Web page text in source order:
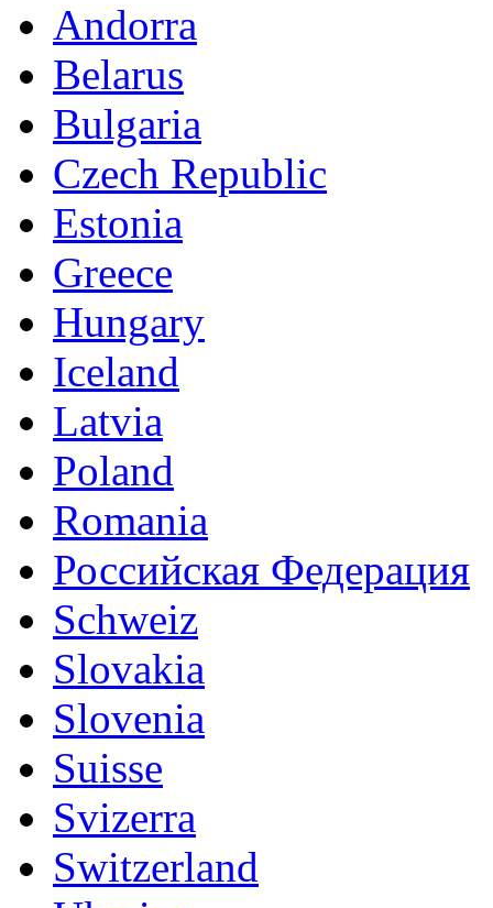
Andorra
Belarus
Bulgaria
Czech Republic
Estonia
Greece
Hungary
Iceland
Latvia
Poland
Romania
Российская Федерация
Schweiz
Slovakia
Slovenia
Suisse
Svizerra
Switzerland